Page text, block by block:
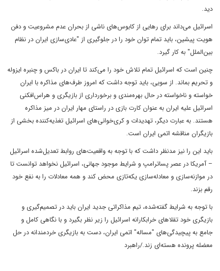
دید.
اسرائیل می‌داند برای رهایی از کابوس‌های ناشی از بحران عدم مشروعیت و دفن
هویت پیشین، باید تمام توان خود را در جلوگیری از "عادی‌سازی ایران در نظام
بین‌الملل" به کار گیرد.
چنین است که اسرائیل تمام تلاش خود را می‌کند تا ایران در باکس و چنبره ایزوله
و تحریم بماند. از سویی، باید توجه داشت که امروز طرف‌های مذاکره با ایران
خواسته و ناخواسته در حال بهره‌مندی و برخورداری از بازیگری و هراس‌افکنی
اسرائیل علیه ایران به عنوان کارت بازی در راستای مهار ایران در میز مذاکره
هستند. به عبارت دیگر، تهدیدات و کری‌خوانی‌های اسرائیل تغذیه‌کننده بخشی از
بازیگران مناقشه اتمی ایران است.
باید این را نیز مدنظر داشت که با توجه به واقعیت‌های روابط تعدیل‌شده اسرائیل
– آمریکا در عصر پساترامپ و شرایط موجود جهانی، اسرائیل نخواهد توانست تا
در موازنه‌سازی و معادله‌سازی یکه‌تازی محض کند و همه معادلات را به نفع خود
رقم بزند.
با توجه به شرایط گفته‌شده، تیم مذاکراتی جدید ایران باید در تصمیم‌گیری و
بازیگری خود تقلاهای خرابکارانه اسرائیل را زیر نظر بگیرد و با نگاهی کامل و
جامع به پیچیدگی‌های "مساله" اتمی ایران، دست به بازیگری خردمندانه در حل
معضله پرونده هسته‌ای زند./راهبرد